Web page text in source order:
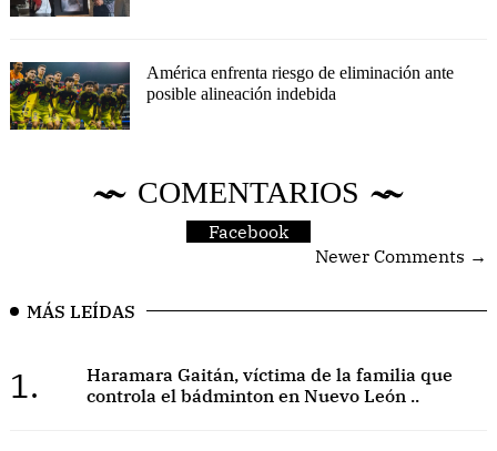
América enfrenta riesgo de eliminación ante
posible alineación indebida
COMENTARIOS
Facebook
Newer Comments →
MÁS LEÍDAS
1.
Haramara Gaitán, víctima de la familia que
controla el bádminton en Nuevo León ..